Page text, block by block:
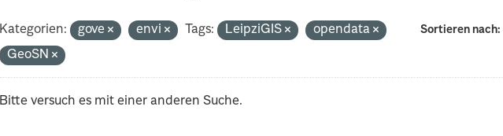
Sortieren nach
Kategorien: gove envi Tags: LeipziGIS
opendata
GeoSN
Bitte versuch es mit einer anderen Suche.